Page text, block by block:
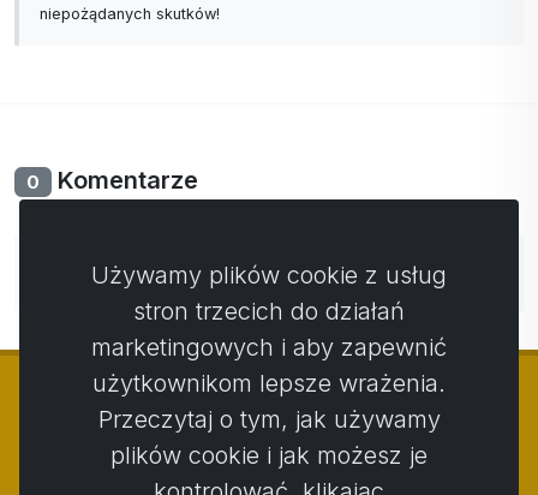
niepożądanych skutków!
0 Komentarze
Nie ma jeszcze komentarzy. Bądź pierwszy ze swoim
komentarzem.
© Copyright 2014 - 2026 Activstar
Używamy plików cookie z usług
stron trzecich do działań
marketingowych i aby zapewnić
użytkownikom lepsze wrażenia.
Przeczytaj o tym, jak używamy
plików cookie i jak możesz je